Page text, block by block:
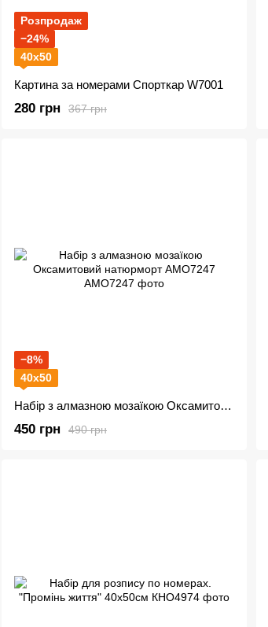
Розпродаж
−24%
40х50
Картина за номерами Спорткар W7001
367 грн
280 грн
−8%
40х50
Набір з алмазною мозаїкою Оксамитовий натюрморт AMO7247
490 грн
450 грн